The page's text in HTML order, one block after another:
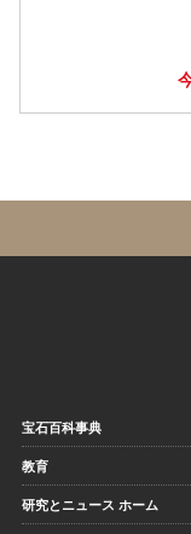
宝石百科事典
教育
研究とニュース ホーム